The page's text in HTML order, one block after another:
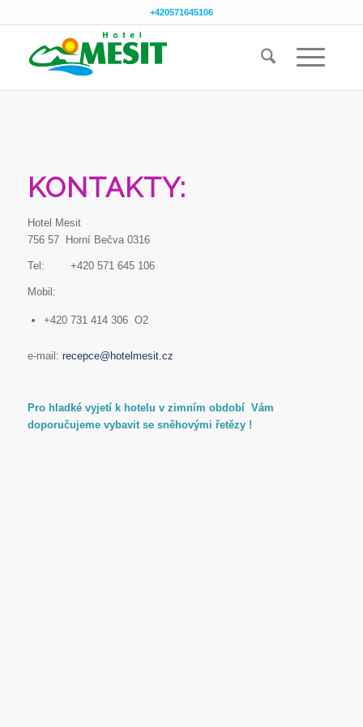
+420571645106
KONTAKTY:
Hotel Mesit
756 57 Horní Bečva 0316
Tel: +420 571 645 106
Mobil:
+420 731 414 306 O2
e-mail: recepce@hotelmesit.cz
Pro hladké vyjetí k hotelu v zimním období Vám
doporučujeme vybavit se sněhovými řetězy !